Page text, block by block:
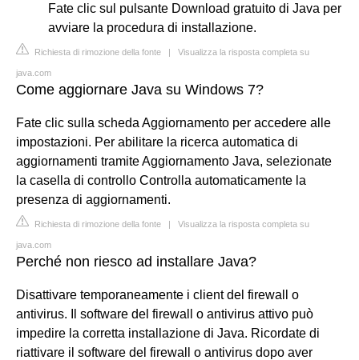
Fate clic sul pulsante Download gratuito di Java per
avviare la procedura di installazione.
Richiesta di rimozione della fonte | Visualizza la risposta completa su
java.com
Come aggiornare Java su Windows 7?
Fate clic sulla scheda Aggiornamento per accedere alle
impostazioni. Per abilitare la ricerca automatica di
aggiornamenti tramite Aggiornamento Java, selezionate
la casella di controllo Controlla automaticamente la
presenza di aggiornamenti.
Richiesta di rimozione della fonte | Visualizza la risposta completa su
java.com
Perché non riesco ad installare Java?
Disattivare temporaneamente i client del firewall o
antivirus. Il software del firewall o antivirus attivo può
impedire la corretta installazione di Java. Ricordate di
riattivare il software del firewall o antivirus dopo aver